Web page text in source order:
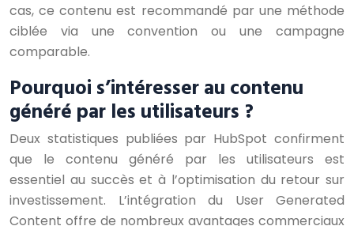
cas, ce contenu est recommandé par une méthode
ciblée via une convention ou une campagne
comparable.
Pourquoi s’intéresser au contenu
généré par les utilisateurs ?
Deux statistiques publiées par HubSpot confirment
que le contenu généré par les utilisateurs est
essentiel au succès et à l’optimisation du retour sur
investissement. L’intégration du User Generated
Content offre de nombreux avantages commerciaux